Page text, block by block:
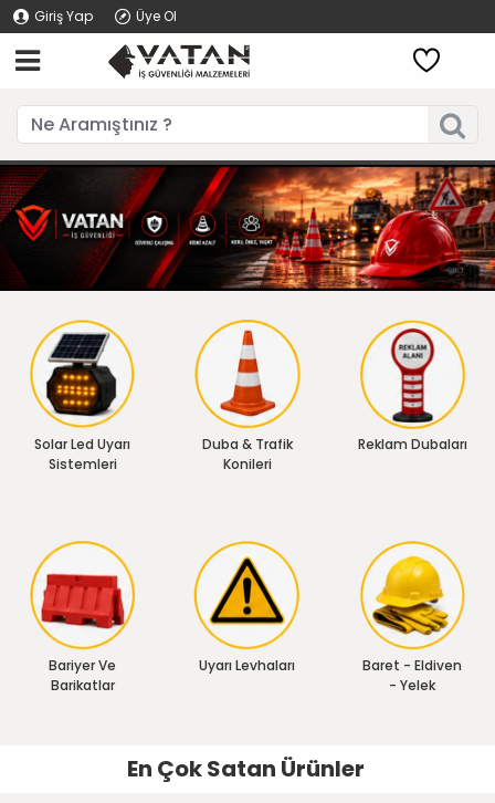
Giriş Yap Üye Ol
Solar Led Uyarı
Sistemleri
Duba & Trafik
Konileri
Reklam Dubaları
Bariyer Ve
Barikatlar
Uyarı Levhaları
Baret - Eldiven
- Yelek
En Çok Satan Ürünler